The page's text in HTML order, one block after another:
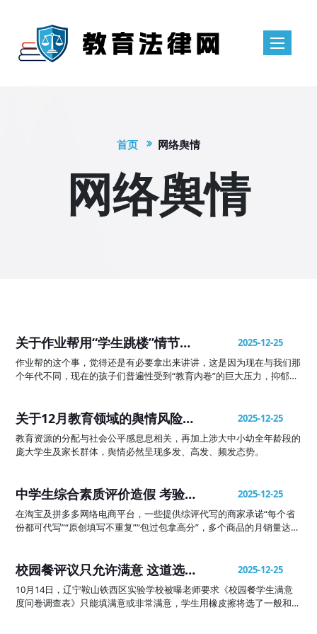
首页 网络舆情
网络舆情
关于作业帮用“学生跳楼”情节出
题事件的教育警示
2025-12-25
作业帮的这个事，觉得还是有必要拿出来讲讲，这是因为现在与我们那
个年代不同，现在的孩子们普遍性受到“教育内卷”的巨大压力，抑郁、
关于12月教育领域的舆情风险研
判及处置建议
2025-12-25
教育资源的分配与社会公平感息息相关，再加上涉大中小幼全年龄段的
庞大学生及家长群体，舆情必然呈现多发、高发、频发态势。
中学生综合素质评价造假 考验社
会诚信与契约精神
2025-12-25
在淘宝及拼多多网络电商平台，一些提供综评代写的商家承诺“每个省
份都可代写”“原创填写不重复”“包过包拿高分”，多个商品的月销量达
校园餐评议只允许满意 这道选择
题吃相太难看
2025-12-25
10月14日，辽宁鞍山铁西区实验学校被曝老师要求《校园餐学生满意
度问卷调查表》只能填满意或非常满意，学生用橡皮擦将选了一般和不